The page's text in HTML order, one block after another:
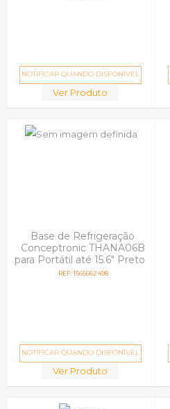
NOTIFICAR QUANDO DISPONÍVEL
Ver Produto
Base de Refrigeração
Conceptronic THANA06B
para Portátil até 15.6" Preto
REF: 1565662498
NOTIFICAR QUANDO DISPONÍVEL
Ver Produto